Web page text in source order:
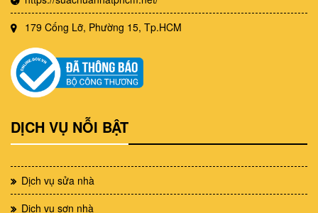
179 Cống Lỡ, Phường 15, Tp.HCM
DỊCH VỤ NỖI BẬT
Dịch vụ sửa nhà
Dịch vụ sơn nhà